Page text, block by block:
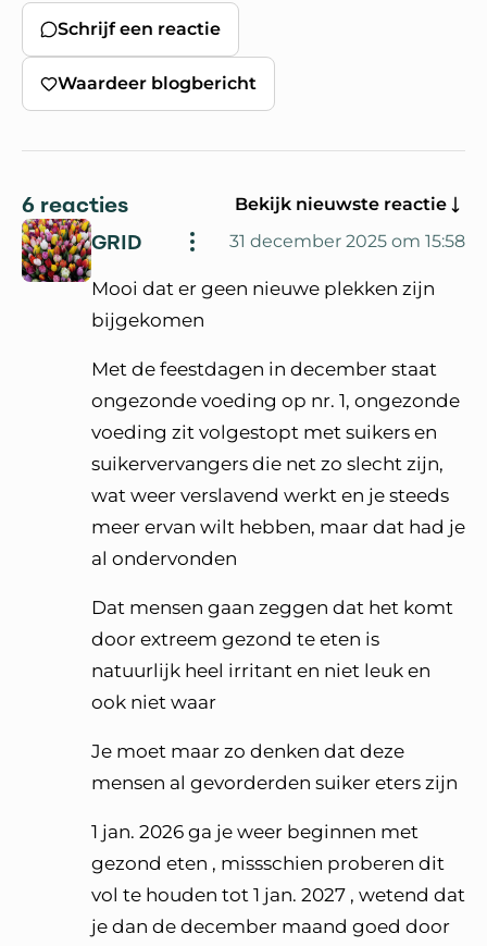
Schrijf een reactie
Waardeer blogbericht
6 reacties Bekijk nieuwste reactie
GRID 31 december 2025 om 15:58
Mooi dat er geen nieuwe plekken zijn
bijgekomen
Met de feestdagen in december staat
ongezonde voeding op nr. 1, ongezonde
voeding zit volgestopt met suikers en
suikervervangers die net zo slecht zijn,
wat weer verslavend werkt en je steeds
meer ervan wilt hebben, maar dat had je
al ondervonden
Dat mensen gaan zeggen dat het komt
door extreem gezond te eten is
natuurlijk heel irritant en niet leuk en
ook niet waar
Je moet maar zo denken dat deze
mensen al gevorderden suiker eters zijn
1 jan. 2026 ga je weer beginnen met
gezond eten , missschien proberen dit
vol te houden tot 1 jan. 2027 , wetend dat
je dan de december maand goed door